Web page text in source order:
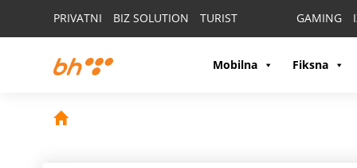
PRIVATNI BIZ SOLUTION TURIST GAMING
Mobilna Fiksna